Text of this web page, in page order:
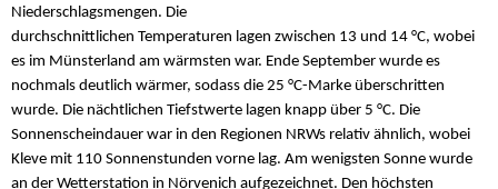
Niederschlagsmengen. Die
durchschnittlichen Temperaturen lagen zwischen 13 und 14 °C, wobei
es im Münsterland am wärmsten war. Ende September wurde es
nochmals deutlich wärmer, sodass die 25 °C-Marke überschritten
wurde. Die nächtlichen Tiefstwerte lagen knapp über 5 °C. Die
Sonnenscheindauer war in den Regionen NRWs relativ ähnlich, wobei
Kleve mit 110 Sonnenstunden vorne lag. Am wenigsten Sonne wurde
an der Wetterstation in Nörvenich aufgezeichnet. Den höchsten